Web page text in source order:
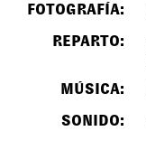
FOTOGRAFÍA:
REPARTO:
MÚSICA:
SONIDO: